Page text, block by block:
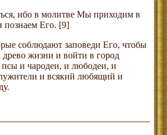
ибо в молитве Мы приходим в
познаем Его. [9]
соблюдают заповеди Его, чтобы
жизни и войти в город
и чародеи, и любодеи, и
и всякий любящий и